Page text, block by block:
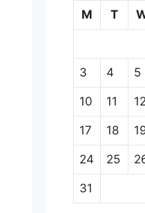
M
T
3 4 5
10 11 12
17 18
24 25
31